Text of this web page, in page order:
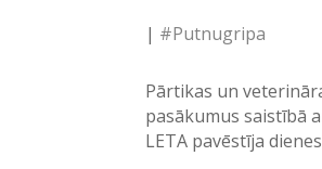
| #Putnugripa
Pārtikas un
pasākumus saistībā
LETA pavēstīja